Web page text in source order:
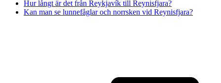
Hur långt är det från Reykjavík till Reynisfjara?
Kan man se lunnefåglar och norrsken vid Reynisfjara?